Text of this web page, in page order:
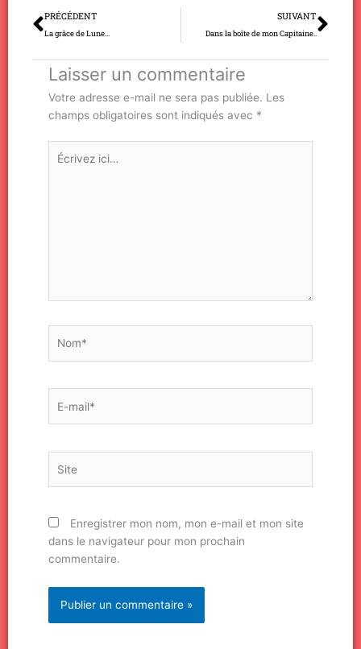
Précédent
PRÉCÉDENT
La grâce de Lune…
SUIVANT
Dans la boîte de mon Capitaine..
Laisser un commentaire
Votre adresse e-mail ne sera pas publiée. Les
champs obligatoires sont indiqués avec *
Écrivez
ici…
mail*
Enregistrer mon nom, mon e-mail et mon site
dans le navigateur pour mon prochain
commentaire.